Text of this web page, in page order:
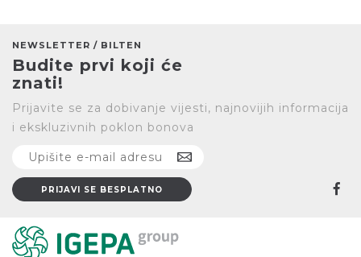
NEWSLETTER / BILTEN
Budite prvi koji će
znati!
Prijavite se za dobivanje vijesti, najnovijih informacija
i ekskluzivnih poklon bonova